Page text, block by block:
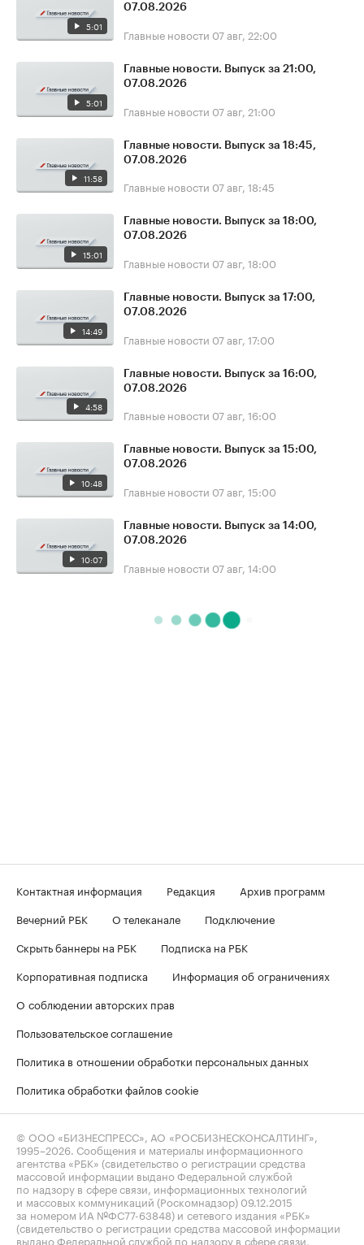
5:01
07.08.2026
Главные новости 07 авг, 22:00
5:01
Главные новости. Выпуск за 21:00,
07.08.2026
Главные новости 07 авг, 21:00
11:58
Главные новости. Выпуск за 18:45,
07.08.2026
Главные новости 07 авг, 18:45
15:01
Главные новости. Выпуск за 18:00,
07.08.2026
Главные новости 07 авг, 18:00
14:49
Главные новости. Выпуск за 17:00,
07.08.2026
Главные новости 07 авг, 17:00
4:58
Главные новости. Выпуск за 16:00,
07.08.2026
Главные новости 07 авг, 16:00
10:48
Главные новости. Выпуск за 15:00,
07.08.2026
Главные новости 07 авг, 15:00
10:07
Главные новости. Выпуск за 14:00,
07.08.2026
Главные новости 07 авг, 14:00
Контактная информация Редакция
Архив программ
Вечерний РБК
О телеканале
Подключение
Скрыть баннеры на РБК
Подписка на РБК
Корпоративная подписка
Информация об ограничениях
О соблюдении авторских прав
Пользовательское соглашение
Политика в отношении обработки персональных данных
Политика обработки файлов cookie
© ООО «БИЗНЕСПРЕСС», АО «РОСБИЗНЕСКОНСАЛТИНГ»,
1995–2026 . Сообщения и материалы информационного
агентства «РБК» (свидетельство о регистрации средства
массовой информации выдано Федеральной службой
по надзору в сфере связи, информационных технологий
и массовых коммуникаций (Роскомнадзор) 09.12.2015
за номером ИА №ФС77-63848) и сетевого издания «РБК»
(свидетельство о регистрации средства массовой информации
выдано Федеральной службой по надзору в сфере связи,